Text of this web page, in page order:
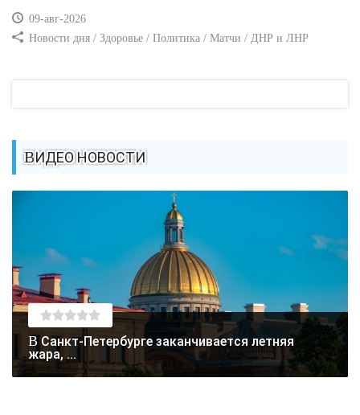
09-авг-2026
Новости дня / Здоровье / Политика / Матчи / ДНР и ЛНР
ВИДЕО НОВОСТИ
В Санкт-Петербурге заканчивается летняя
жара, ...